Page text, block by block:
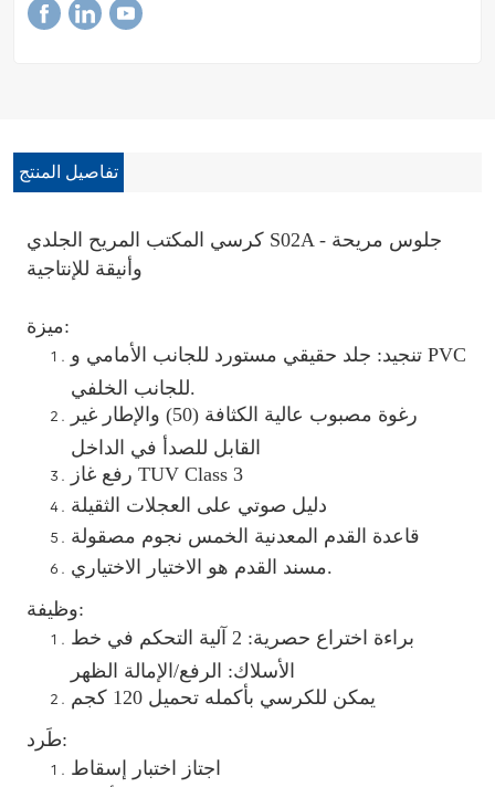
تفاصيل المنتج
كرسي المكتب المريح الجلدي S02A - جلوس مريحة
وأنيقة للإنتاجية
ميزة:
تنجيد: جلد حقيقي مستورد للجانب الأمامي و PVC
رغوة مصبوب عالية الكثافة (50) والإطار غير
القابل للصدأ في الداخل
رفع غاز TUV Class 3
دليل صوتي على العجلات الثقيلة
قاعدة القدم المعدنية الخمس نجوم مصقولة
مسند القدم هو الاختيار الاختياري.
وظيفة:
براءة اختراع حصرية: 2 آلية التحكم في خط
الأسلاك: الرفع/الإمالة الظهر
يمكن للكرسي بأكمله تحميل 120 كجم
طَرد:
اجتاز اختبار إسقاط